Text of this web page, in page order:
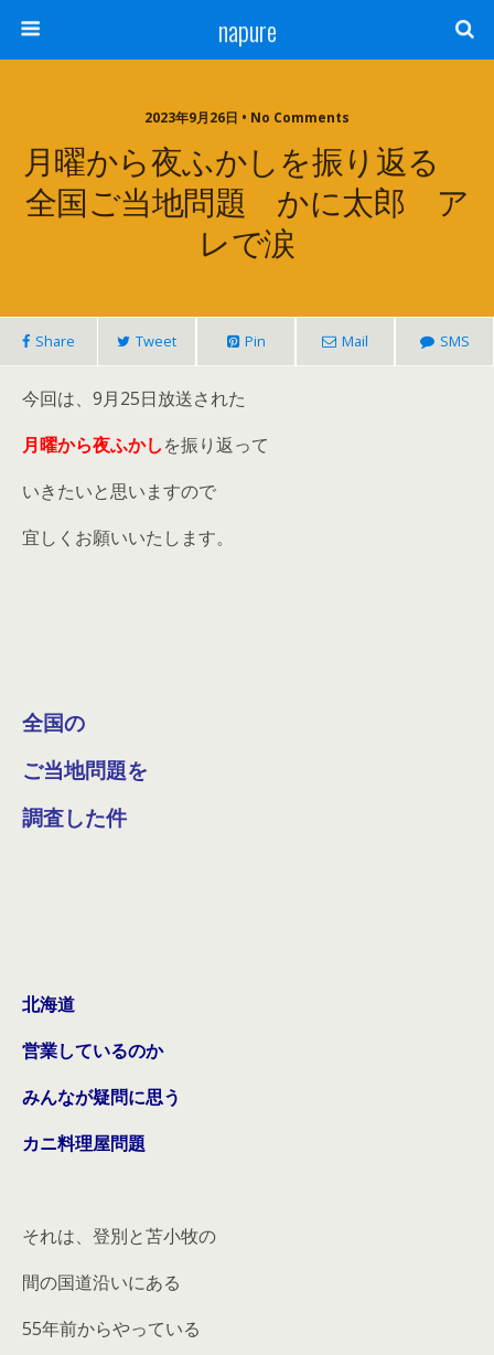
napure
2023年9月26日 • No Comments
月曜から夜ふかしを振り返る
全国ご当地問題 かに太郎 ア
レで涙
Share Tweet Pin Mail SMS
今回は、9月25日放送された
月曜から夜ふかしを振り返って
いきたいと思いますので
宜しくお願いいたします。
全国の
ご当地問題を
調査した件
北海道
営業しているのか
みんなが疑問に思う
カニ料理屋問題
それは、登別と苫小牧の
間の国道沿いにある
55年前からやっている